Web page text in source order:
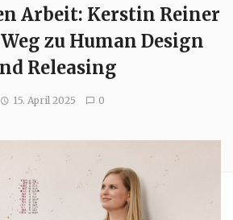
Arbeit: Kerstin Reiner
zu Human Design
Releasing
15. April 2025 0